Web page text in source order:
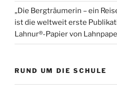
„Die Bergträumerin – ein
ist die weltweit erste
Lahnur®-Papier von
RUND UM DIE SCHULE